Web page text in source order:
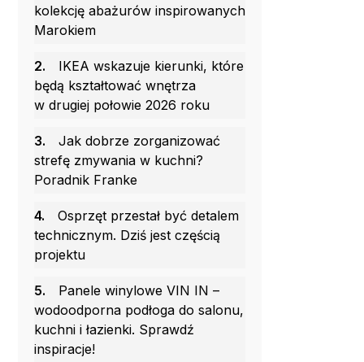
kolekcję abażurów inspirowanych
Marokiem
2.
IKEA wskazuje kierunki, które
będą kształtować wnętrza
w drugiej połowie 2026 roku
3.
Jak dobrze zorganizować
strefę zmywania w kuchni?
Poradnik Franke
4.
Osprzęt przestał być detalem
technicznym. Dziś jest częścią
projektu
5.
Panele winylowe VIN IN –
wodoodporna podłoga do salonu,
kuchni i łazienki. Sprawdź
inspiracje!